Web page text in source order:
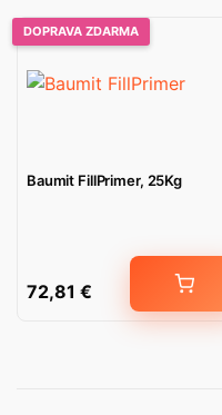
DOPRAVA ZDARMA
Baumit FillPrimer, 25Kg
72,81 €